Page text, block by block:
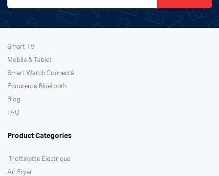
Smart TV
Mobile & Tablet
Smart Watch Connecté
Écouteurs Bluetooth
Blog
FAQ
Product Categories
Trottinette Électrique
Air Fryer